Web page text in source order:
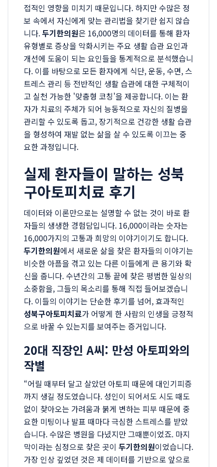
접적인 영향을 미치기 때문입니다. 하지만 수많은 정
보 속에서 자신에게 맞는 관리법을 찾기란 쉽지 않습
니다.두기한의원은 16,000명의 데이터를 통해 환자
유형별로 증상을 악화시키는 주요 생활 습관 요인과
개선에 도움이 되는 요인들을 통계적으로 분석했습니
다. 이를 바탕으로 모든 환자에게 식단, 운동, 수면, 스
트레스 관리 등 전반적인 생활 습관에 대한 구체적이
고 실천 가능한 '맞춤형 코칭'을 제공합니다. 이는 환
자가 치료의 주체가 되어 능동적으로 자신의 질병을
관리할 수 있도록 돕고, 장기적으로 건강한 생활 습관
을 형성하여 재발 없는 삶을 살 수 있도록 이끄는 중
요한 과정입니다.
실제 환자들이 말하는 성북
구아토피치료 후기
데이터와 이론만으로는 설명할 수 없는 것이 바로 환
자들의 생생한 경험담입니다. 16,000이라는 숫자는
16,000가지의 고통과 희망의 이야기이기도 합니다.
두기한의원에서 새로운 삶을 찾은 환자들의 이야기는
비슷한 아픔을 겪고 있는 다른 이들에게 큰 용기와 확
신을 줍니다. 수년간의 고통 끝에 찾은 평범한 일상의
소중함을, 그들의 목소리를 통해 직접 들어보겠습니
다. 이들의 이야기는 단순한 후기를 넘어, 효과적인
성북구아토피치료가 어떻게 한 사람의 인생을 긍정적
으로 바꿀 수 있는지를 보여주는 증거입니다.
20대 직장인 A씨: 만성 아토피와의
작별
“어릴 때부터 달고 살았던 아토피 때문에 대인기피증
까지 생길 정도였습니다. 성인이 되어서도 시도 때도
없이 찾아오는 가려움과 붉게 변하는 피부 때문에 중
요한 미팅이나 발표 때마다 극심한 스트레스를 받았
습니다. 수많은 병원을 다녔지만 그때뿐이었죠. 마지
막이라는 심정으로 찾은 곳이 두기한의원이었습니다.
가장 인상 깊었던 것은 제 데이터를 기반으로 앞으로